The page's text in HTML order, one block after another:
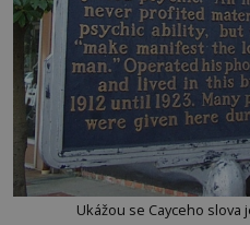
Ukážou se Cayceho slova